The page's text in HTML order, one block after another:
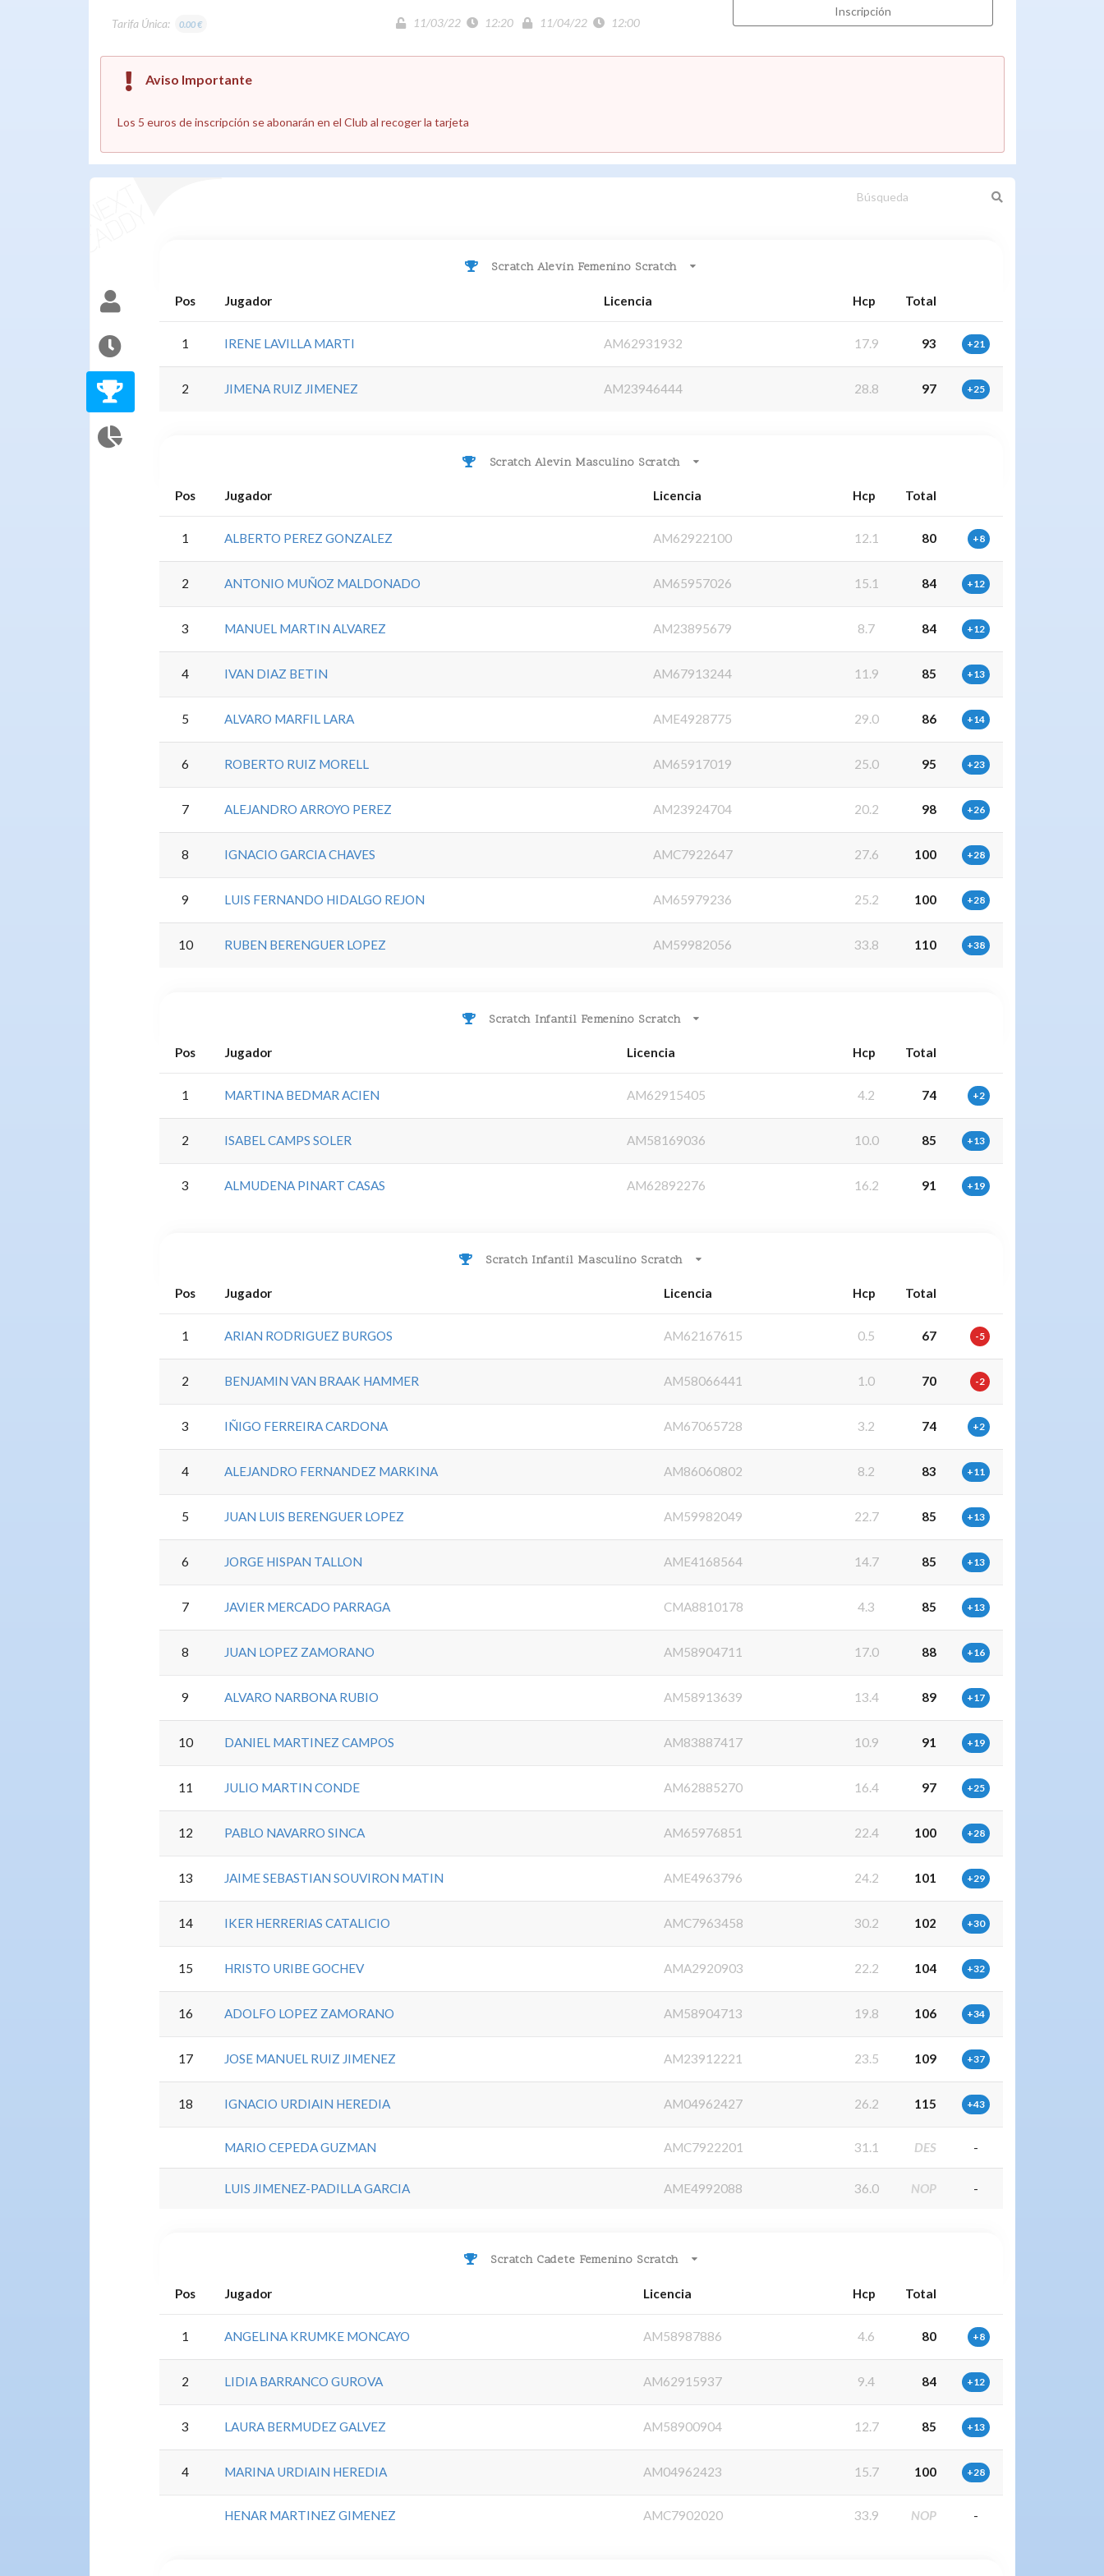
Tarifa Única: 0.00 € 11/03/22 12:20 11/04/22 12:00
Inscripción
Aviso Importante
Los 5 euros de inscripción se abonarán en el Club al recoger la tarjeta
Scratch Alevin Femenino Scratch
Pos Jugador Licencia Hcp Total
1 IRENE LAVILLA MARTI AM62931932 17.9 93 +21
2 JIMENA RUIZ JIMENEZ AM23946444 28.8 97 +25
Scratch Alevin Masculino Scratch
Pos Jugador Licencia Hcp Total
1 ALBERTO PEREZ GONZALEZ AM62922100 12.1 80 +8
2 ANTONIO MUÑOZ MALDONADO AM65957026 15.1 84 +12
3 MANUEL MARTIN ALVAREZ AM23895679 8.7 84 +12
4 IVAN DIAZ BETIN AM67913244 11.9 85 +13
5 ALVARO MARFIL LARA AME4928775 29.0 86 +14
6 ROBERTO RUIZ MORELL AM65917019 25.0 95 +23
7 ALEJANDRO ARROYO PEREZ AM23924704 20.2 98 +26
8 IGNACIO GARCIA CHAVES AMC7922647 27.6 100 +28
9 LUIS FERNANDO HIDALGO REJON AM65979236 25.2 100 +28
10 RUBEN BERENGUER LOPEZ AM59982056 33.8 110 +38
Scratch Infantil Femenino Scratch
Pos Jugador Licencia Hcp Total
1 MARTINA BEDMAR ACIEN AM62915405 4.2 74 +2
2 ISABEL CAMPS SOLER AM58169036 10.0 85 +13
3 ALMUDENA PINART CASAS AM62892276 16.2 91 +19
Scratch Infantil Masculino Scratch
Pos Jugador Licencia Hcp Total
1 ARIAN RODRIGUEZ BURGOS AM62167615 0.5 67 -5
2 BENJAMIN VAN BRAAK HAMMER AM58066441 1.0 70 -2
3 IÑIGO FERREIRA CARDONA AM67065728 3.2 74 +2
4 ALEJANDRO FERNANDEZ MARKINA AM86060802 8.2 83 +11
5 JUAN LUIS BERENGUER LOPEZ AM59982049 22.7 85 +13
6 JORGE HISPAN TALLON AME4168564 14.7 85 +13
7 JAVIER MERCADO PARRAGA CMA8810178 4.3 85 +13
8 JUAN LOPEZ ZAMORANO AM58904711 17.0 88 +16
9 ALVARO NARBONA RUBIO AM58913639 13.4 89 +17
10 DANIEL MARTINEZ CAMPOS AM83887417 10.9 91 +19
11 JULIO MARTIN CONDE AM62885270 16.4 97 +25
12 PABLO NAVARRO SINCA AM65976851 22.4 100 +28
13 JAIME SEBASTIAN SOUVIRON MATIN AME4963796 24.2 101 +29
14 IKER HERRERIAS CATALICIO AMC7963458 30.2 102 +30
15 HRISTO URIBE GOCHEV AMA2920903 22.2 104 +32
16 ADOLFO LOPEZ ZAMORANO AM58904713 19.8 106 +34
17 JOSE MANUEL RUIZ JIMENEZ AM23912221 23.5 109 +37
18 IGNACIO URDIAIN HEREDIA AM04962427 26.2 115 +43
MARIO CEPEDA GUZMAN AMC7922201 31.1 DES -
LUIS JIMENEZ-PADILLA GARCIA AME4992088 36.0 NOP -
Scratch Cadete Femenino Scratch
Pos Jugador Licencia Hcp Total
1 ANGELINA KRUMKE MONCAYO AM58987886 4.6 80 +8
2 LIDIA BARRANCO GUROVA AM62915937 9.4 84 +12
3 LAURA BERMUDEZ GALVEZ AM58900904 12.7 85 +13
4 MARINA URDIAIN HEREDIA AM04962423 15.7 100 +28
HENAR MARTINEZ GIMENEZ AMC7902020 33.9 NOP -